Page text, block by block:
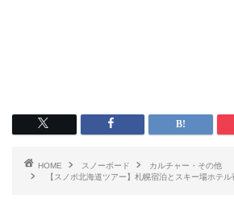
HOME スノーボード
カルチャー・その他
【スノボ北海道ツアー】札幌宿泊とスキー場ホテ